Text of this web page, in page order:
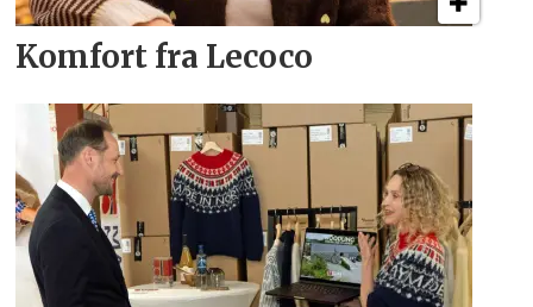
Komfort fra Lecoco